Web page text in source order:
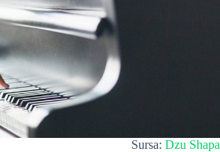
Sursa: Dzu Shapa